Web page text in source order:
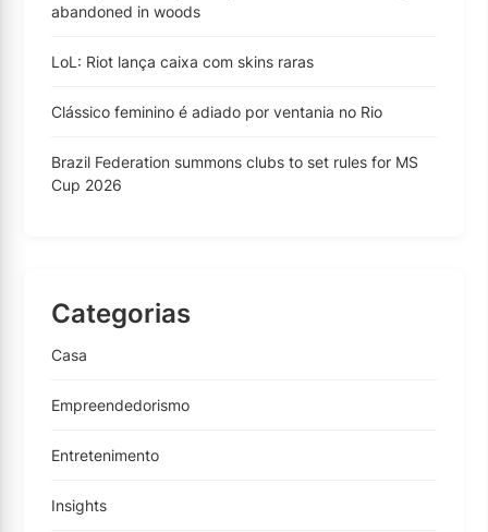
abandoned in woods
LoL: Riot lança caixa com skins raras
Clássico feminino é adiado por ventania no Rio
Brazil Federation summons clubs to set rules for MS
Cup 2026
Categorias
Casa
Empreendedorismo
Entretenimento
Insights